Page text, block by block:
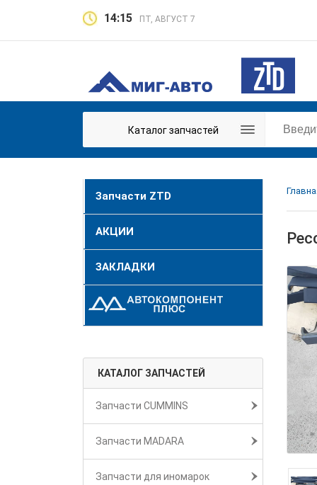
14:15 ПТ, АВГУСТ 7
Каталог запчастей
Запчасти ZTD
АКЦИИ
ЗАКЛАДКИ
КАТАЛОГ ЗАПЧАСТЕЙ
Запчасти CUMMINS
Запчасти MADARA
Запчасти для иномарок